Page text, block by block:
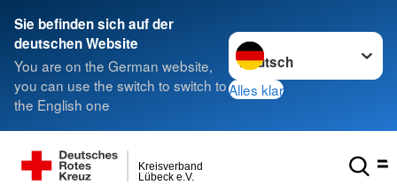
Sie befinden sich auf der
deutschen Website
You are on the German website,
you can use the switch to switch to
the English one
Sprache wechseln zu
Alles klar
Lübeck e.V.
Kreisverband